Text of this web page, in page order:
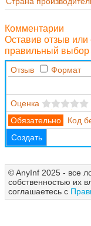
Комментарии
Оставив отзыв или
правильный
Отзыв Формат
Оценка
Код
Создать
© AnyInf 2025 - все
собственностью их
соглашаетесь с